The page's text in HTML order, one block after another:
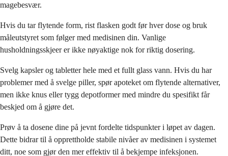
magebesvær.
Hvis du tar flytende form, rist flasken godt før hver dose og bruk
måleutstyret som følger med medisinen din. Vanlige
husholdningsskjeer er ikke nøyaktige nok for riktig dosering.
Svelg kapsler og tabletter hele med et fullt glass vann. Hvis du har
problemer med å svelge piller, spør apoteket om flytende alternativer,
men ikke knus eller tygg depotformer med mindre du spesifikt får
beskjed om å gjøre det.
Prøv å ta dosene dine på jevnt fordelte tidspunkter i løpet av dagen.
Dette bidrar til å opprettholde stabile nivåer av medisinen i systemet
ditt, noe som gjør den mer effektiv til å bekjempe infeksjonen.